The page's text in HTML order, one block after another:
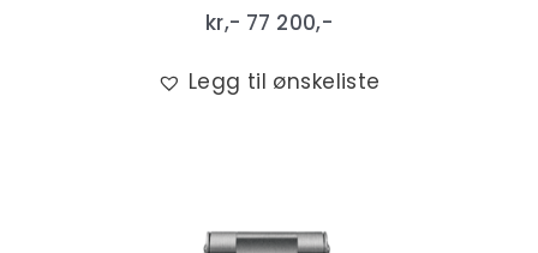
kr,- 77 200,-
Legg til ønskeliste